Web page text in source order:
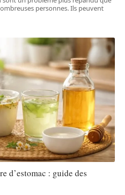
personnes. Ils peuvent
d’estomac : guide des